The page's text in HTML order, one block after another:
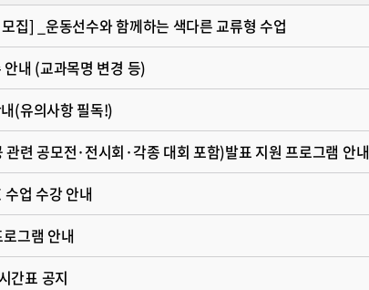
집] _운동선수와 함께하는 색다른 교류형 수업
내 (교과목명 변경 등)
(유의사항 필독!)
련 공모전·전시회·각종 대회 포함)발표 지원 프로그램 안내
업 수강 안내
그램 안내
간표 공지